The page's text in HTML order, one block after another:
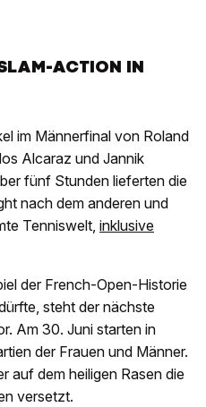
ACTION IN
im Männerfinal von Roland
Alcaraz und Jannik
fünf Stunden lieferten die
nach dem anderen und
Tenniswelt, inklusive
der French-Open-Historie
steht der nächste
Am 30. Juni starten in
der Frauen und Männer.
auf dem heiligen Rasen die
versetzt.